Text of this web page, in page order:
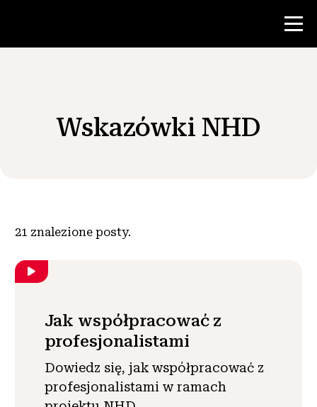
Zasoby dla nauczycieli
Zaangażować się
Wskazówki NHD
21 znalezione posty.
Jak współpracować z
profesjonalistami
Dowiedz się, jak współpracować z
profesjonalistami w ramach